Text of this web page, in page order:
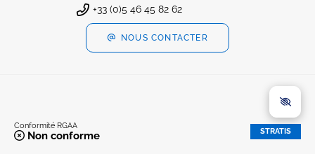
+33 (0)5 46 45 82 62
NOUS CONTACTER
Conformité RGAA
Non conforme STRATIS